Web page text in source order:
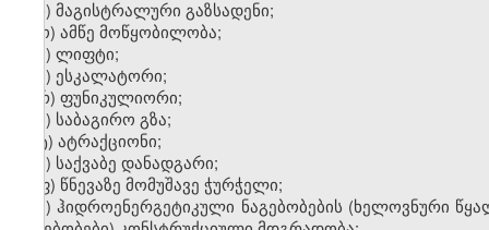
ნ) მაგისტრალური გაზსადენი;
ო) ამწე მოწყობილობა;
პ) ლიფტი;
ჟ) ესკალატორი;
რ) ფუნიკულიორი;
ს) საბაგირო გზა;
ტ) ატრაქციონი;
უ) საქვაბე დანადგარი;
ფ) წნევაზე მომუშავე ჭურჭელი;
ქ) ჰიდროენერგეტიკული ნაგებობების (ხელოვნური